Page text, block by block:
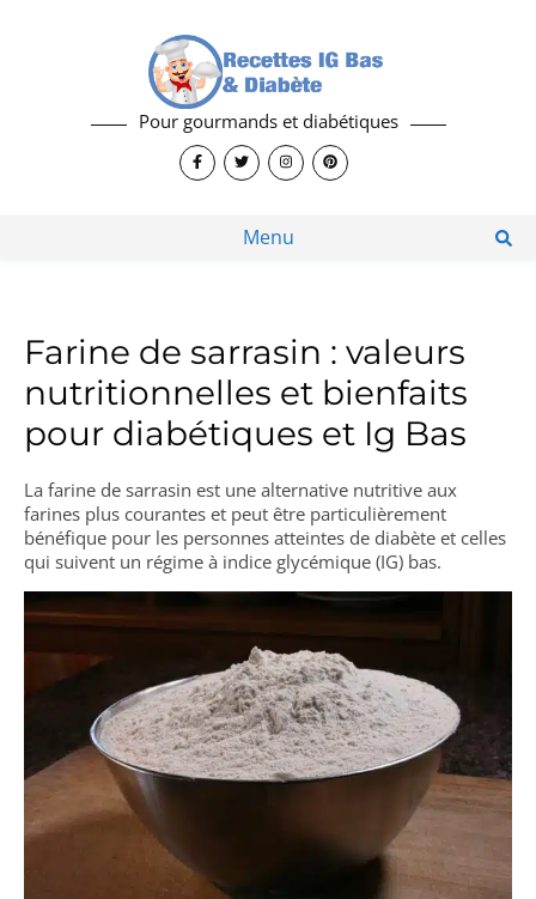
Pour gourmands et diabétiques
Menu
Farine de sarrasin : valeurs
nutritionnelles et bienfaits
pour diabétiques et Ig Bas
La farine de sarrasin est une alternative nutritive aux
farines plus courantes et peut être particulièrement
bénéfique pour les personnes atteintes de diabète et celles
qui suivent un régime à indice glycémique (IG) bas.